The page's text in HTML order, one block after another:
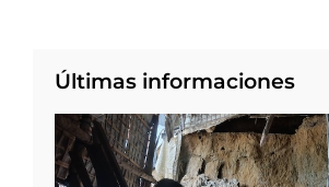
Últimas informaciones